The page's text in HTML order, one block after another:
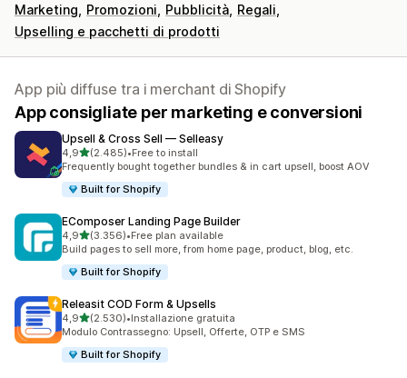
Marketing
Promozioni Pubblicità Regali
Upselling e pacchetti di prodotti
App più diffuse tra i merchant di Shopify
App consigliate per marketing e conversioni
Upsell & Cross Sell — Selleasy
4,9stelle su 5
(2.485)
2485 recensioni totali
•Free to install
Frequently bought together bundles & in cart upsell, boost AOV
Built for Shopify
EComposer Landing Page Builder
4,9stelle su 5
(3.356)
3356 recensioni totali
•Free plan available
Build pages to sell more, from home page, product, blog, etc.
Built for Shopify
Releasit COD Form & Upsells
4,9stelle su 5
(2.530)
2530 recensioni totali
•Installazione gratuita
Modulo Contrassegno: Upsell, Offerte, OTP e SMS
Built for Shopify